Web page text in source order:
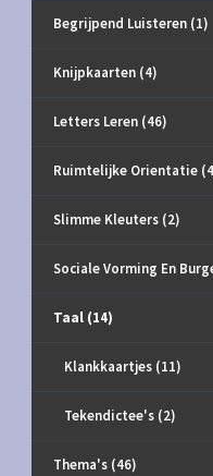
Begrijpend Luisteren (1)
Knijpkaarten (4)
Letters Leren (46)
Ruimtelijke Orientatie
Slimme Kleuters (2)
Sociale Vorming En
Taal (14)
Klankkaartjes (11)
Tekendictee's (2)
Thema's (46)